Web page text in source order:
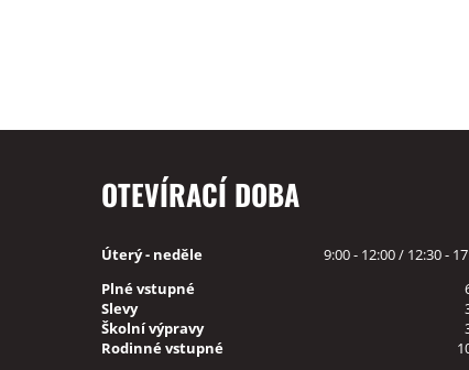
OTEVÍRACÍ DOBA
Úterý - neděle
9:00 - 12:00 / 12:30 -
Plné vstupné
Slevy
Školní výpravy
Rodinné vstupné